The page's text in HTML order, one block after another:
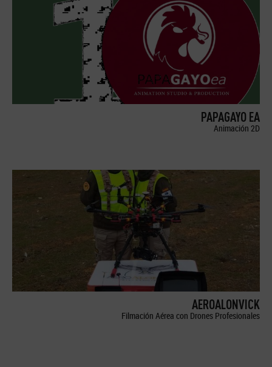
PAPAGAYO EA
Animación 2D
AEROALONVICK
Filmación Aérea con Drones Profesionales